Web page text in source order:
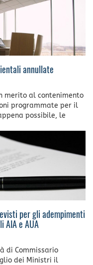
annullate
merito al contenimento
programmate per il
possibile, le
per gli adempimenti
AIA e AUA
di Commissario
dei Ministri il